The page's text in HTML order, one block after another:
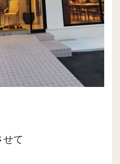
せて